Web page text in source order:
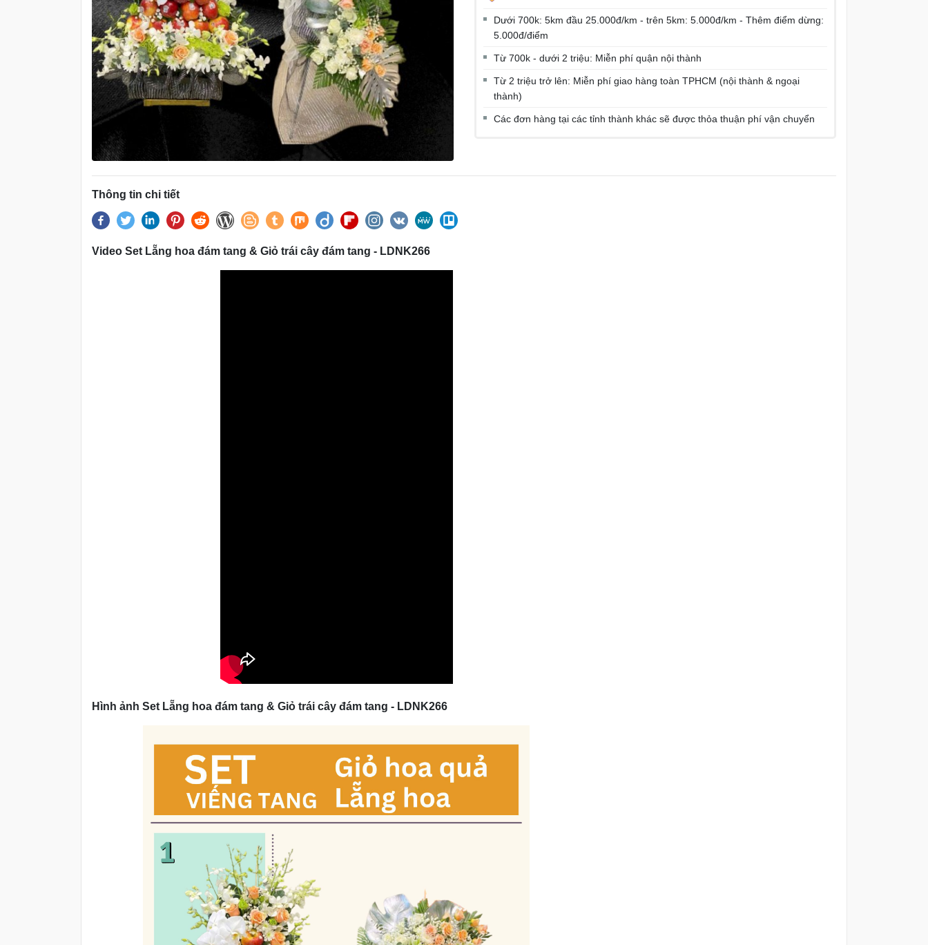
Dưới 700k: 5km đầu 25.000đ/km - trên 5km: 5.000đ/km - Thêm điểm dừng:
5.000đ/điểm
Từ 700k - dưới 2 triệu: Miễn phí quận nội thành
Từ 2 triệu trở lên: Miễn phí giao hàng toàn TPHCM (nội thành & ngoại
thành)
Các đơn hàng tại các tỉnh thành khác sẽ được thỏa thuận phí vận chuyển
Thông tin chi tiết
Video Set Lẵng hoa đám tang & Giỏ trái cây đám tang - LDNK266
Hình ảnh Set Lẵng hoa đám tang & Giỏ trái cây đám tang - LDNK266